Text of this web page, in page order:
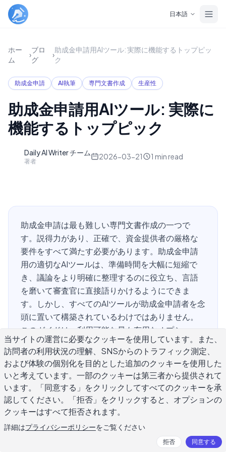
日本語
ホー
ム
›
ブロ
グ
›
助成金申請用AIツール: 実際に機能するトップピッ
ク
助成金申請 AI執筆 専門文書作成 生産性
助成金申請用AIツール: 実際に
機能するトップピック
Daily AI Writer チーム
著者
2026-03-21 1 min read
助成金申請は最も難しい専門文書作成の一つで
す。説得力があり、正確で、資金提供者の厳格な
要件をすべて満たす必要があります。助成金申請
用の適切なAIツールは、準備時間を大幅に短縮で
き、議論をより明確に整理するのに役立ち、言語
を磨いて審査官に直接語りかけるようにできま
す。しかし、すべてのAIツールが助成金申請者を念
頭に置いて構築されているわけではありません。
このガイドは、利用可能な最も有用なオプショ
ン、それぞれが何をうまくするか、そして審査官
のスタックにある他のすべての提案書のように聞
こえずに実際の結果を得る方法をカバーしていま
す。
助成金申請用AIツールを何が有用にす
当サイトの運営に必要なクッキーを使用しています。また、
訪問者の利用状況の理解、SNSからのトラフィック測定、
および体験の個別化を目的とした追加のクッキーを使用した
いと考えています。一部のクッキーは第三者から提供されて
います。「同意する」をクリックしてすべてのクッキーを承
認してください。「拒否」をクリックすると、オプションの
クッキーはすべて拒否されます。
詳細はプライバシーポリシーをご覧ください
拒否 同意する